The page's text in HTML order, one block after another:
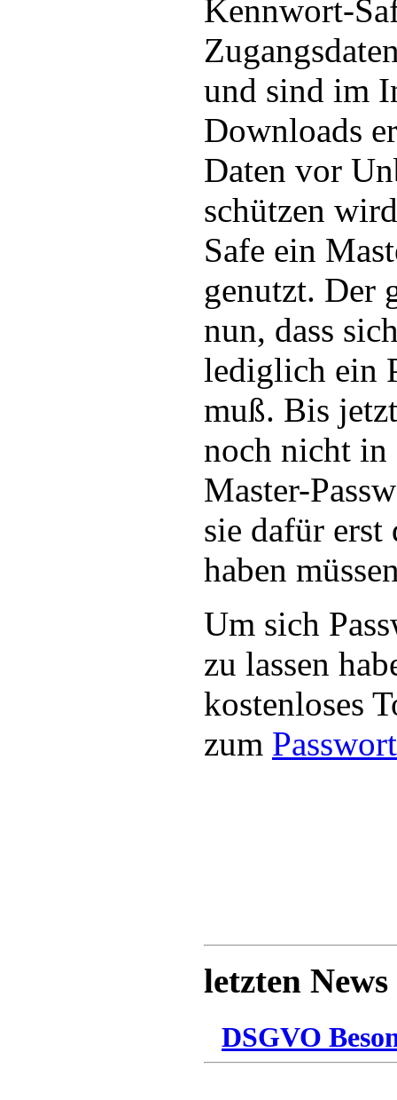
Kennwort-
und sind im
Downloads
Daten vor
schützen
Safe ein
genutzt. Der
nun, dass
lediglich ein
muß. Bis
noch nicht in
Master-
sie dafür erst
haben
Um sich
zu lassen
kostenloses
zum
letzten News
DSGVO